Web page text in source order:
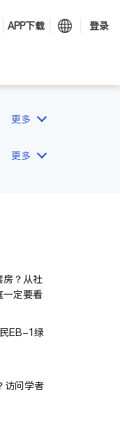
APP下载 登录
更多
更多
房？从社
一定要看
EB-1绿
访问学者